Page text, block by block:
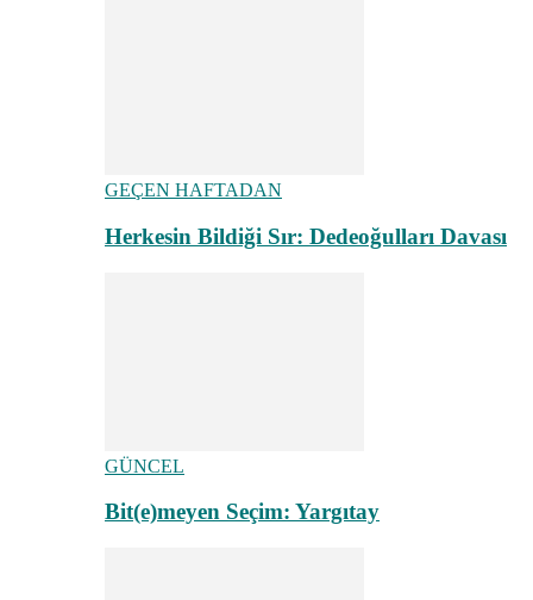
GEÇEN HAFTADAN
Herkesin Bildiği Sır: Dedeoğulları Davası
GÜNCEL
Bit(e)meyen Seçim: Yargıtay